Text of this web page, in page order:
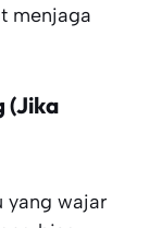
menjaga
(Jika
yang wajar